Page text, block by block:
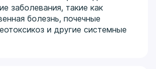
заболевания, такие как
болезнь, почечные
и другие системные